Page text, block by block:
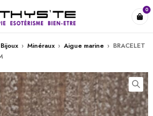
0
› Minéraux › Aigue marine › BRACELET